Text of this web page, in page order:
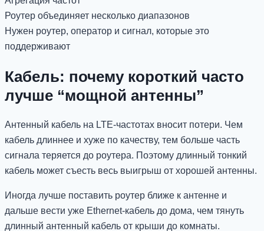
Роутер объединяет несколько диапазонов
Нужен роутер, оператор и сигнал, которые это
поддерживают
Кабель: почему короткий часто
лучше “мощной антенны”
Антенный кабель на LTE-частотах вносит потери. Чем
кабель длиннее и хуже по качеству, тем больше часть
сигнала теряется до роутера. Поэтому длинный тонкий
кабель может съесть весь выигрыш от хорошей антенны.
Иногда лучше поставить роутер ближе к антенне и
дальше вести уже Ethernet-кабель до дома, чем тянуть
длинный антенный кабель от крыши до комнаты.